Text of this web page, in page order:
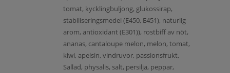
tomat, kycklingbuljong, glukossirap,
stabiliseringsmedel (E450, E451), naturlig
arom, antioxidant (E301)), rostbiff av nöt,
ananas, cantaloupe melon, melon, tomat,
kiwi, apelsin, vindruvor, passionsfrukt,
Sallad, physalis, salt, persilja, peppar,